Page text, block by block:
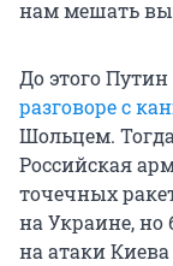
нам мешать
До этого
разговоре с
Шольцем.
Российская
точечных
на Украине,
на атаки